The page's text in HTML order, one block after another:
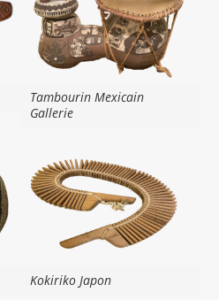
Tambourin Mexicain
Gallerie
Kokiriko Japon